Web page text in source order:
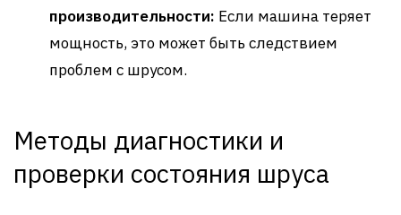
производительности: Если машина теряет
мощность, это может быть следствием
проблем с шрусом.
Методы диагностики и
проверки состояния шруса